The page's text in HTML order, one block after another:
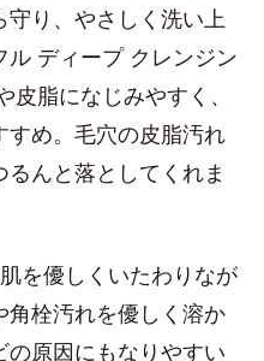
り、やさしく洗い上
ディープ クレンジン
脂になじみやすく、
すめ。毛穴の皮脂汚れ
んと落としてくれま
を優しくいたわりなが
角栓汚れを優しく溶か
の原因にもなりやすい